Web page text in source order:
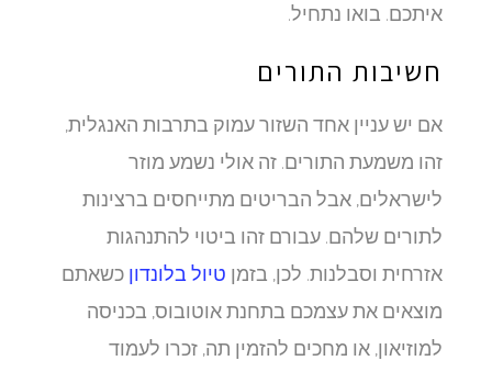
איתכם. בואו נתחיל.
חשיבות התורים
אם יש עניין אחד השזור עמוק בתרבות האנגלית,
זהו משמעת התורים. זה אולי נשמע מוזר
לישראלים, אבל הבריטים מתייחסים ברצינות
לתורים שלהם. עבורם זהו ביטוי להתנהגות
אזרחית וסבלנות. לכן, בזמןטיול בלונדוןכשאתם
מוצאים את עצמכם בתחנת אוטובוס, בכניסה
למוזיאון, או מחכים להזמין תה, זכרו לעמוד